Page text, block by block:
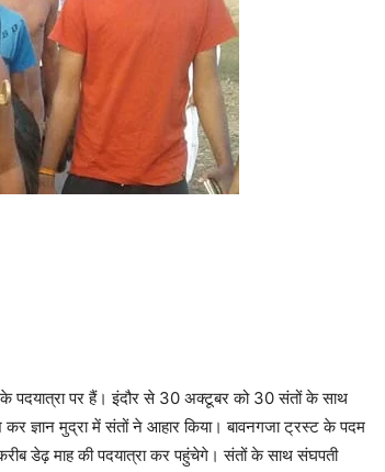
पदयात्रा पर हैं। इंदौर से 30 अक्टूबर को 30 संतों के साथ
कर ज्ञान मुद्रा में संतों ने आहार किया। बावनगजा ट्रस्ट के पदम
डेढ़ माह की पदयात्रा कर पहुंचेगे। संतों के साथ संघपती